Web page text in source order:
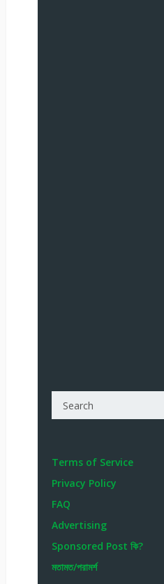
Terms of Service
Privacy Policy
FAQ
Advertising
Sponsored Post কি?
মতামত/পরামর্শ